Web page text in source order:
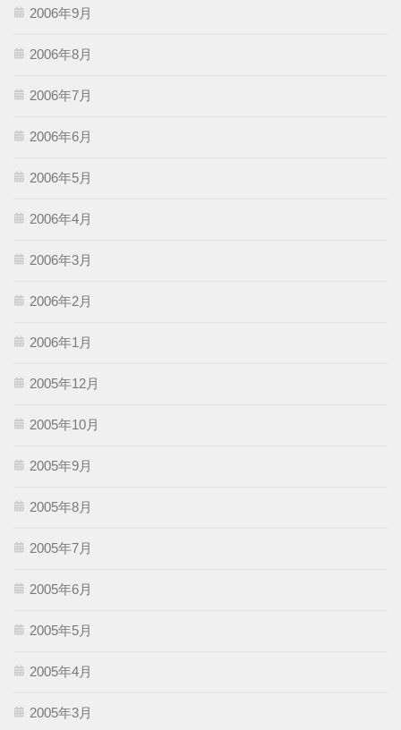
2006年9月
2006年8月
2006年7月
2006年6月
2006年5月
2006年4月
2006年3月
2006年2月
2006年1月
2005年12月
2005年10月
2005年9月
2005年8月
2005年7月
2005年6月
2005年5月
2005年4月
2005年3月